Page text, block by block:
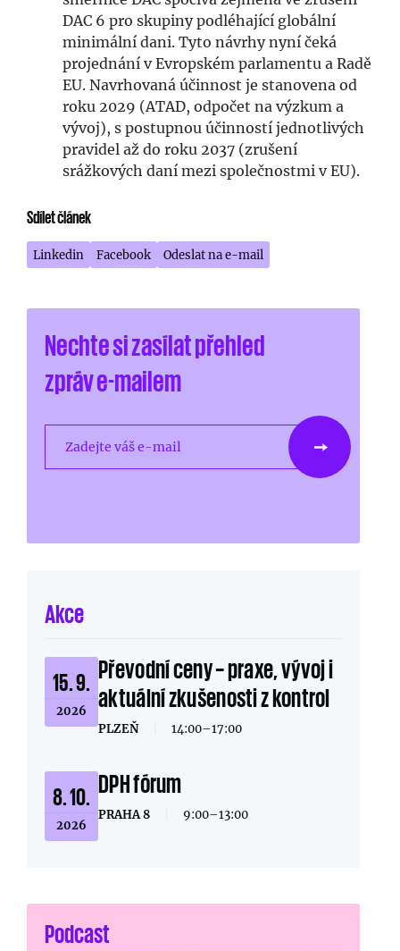
DAC 6 pro skupiny podléhající globální
minimální dani. Tyto návrhy nyní čeká
projednání v Evropském parlamentu a Radě
EU. Navrhovaná účinnost je stanovena od
roku 2029 (ATAD, odpočet na výzkum a
vývoj), s postupnou účinností jednotlivých
pravidel až do roku 2037 (zrušení
srážkových daní mezi společnostmi v EU).
Sdílet článek
Linkedin Facebook Odeslat na e-mail
Nechte si zasílat přehled
zpráv e-mailem
Zadejte váš e-mail
Akce
15. 9.
2026
Převodní ceny – praxe, vývoj i
aktuální zkušenosti z kontrol
PLZEŇ 14:00–17:00
8. 10.
2026
DPH fórum
PRAHA 8 9:00–13:00
Podcast